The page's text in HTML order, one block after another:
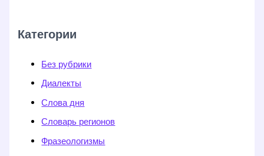
Категории
Без рубрики
Диалекты
Слова дня
Словарь регионов
Фразеологизмы